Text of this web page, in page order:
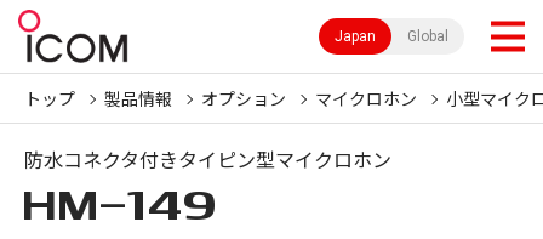
Japan Global
トップ 製品情報 オプション マイクロホン 小型マイク
防水コネクタ付きタイピン型マイクロホン
HM-149